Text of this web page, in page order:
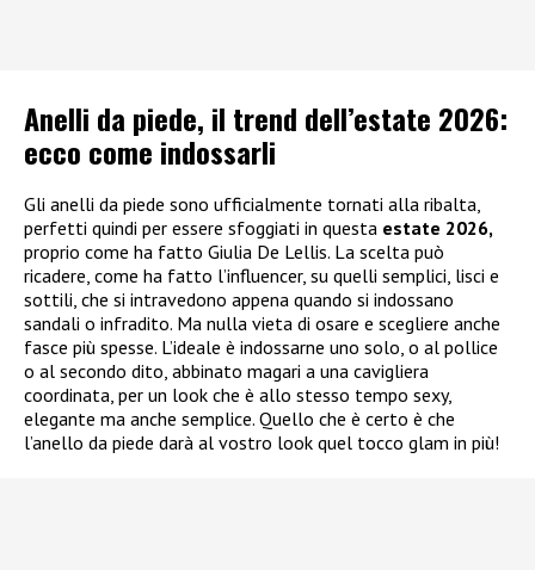
Anelli da piede, il trend dell’estate 2026:
ecco come indossarli
Gli anelli da piede sono ufficialmente tornati alla ribalta,
perfetti quindi per essere sfoggiati in questa estate 2026,
proprio come ha fatto Giulia De Lellis. La scelta può
ricadere, come ha fatto l’influencer, su quelli semplici, lisci e
sottili, che si intravedono appena quando si indossano
sandali o infradito. Ma nulla vieta di osare e scegliere anche
fasce più spesse. L’ideale è indossarne uno solo, o al pollice
o al secondo dito, abbinato magari a una cavigliera
coordinata, per un look che è allo stesso tempo sexy,
elegante ma anche semplice. Quello che è certo è che
l’anello da piede darà al vostro look quel tocco glam in più!